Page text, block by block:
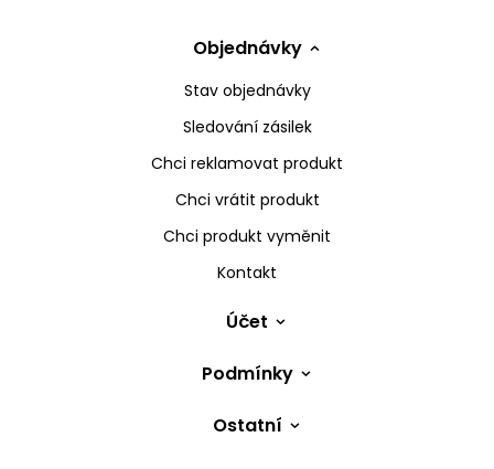
Objednávky
Stav objednávky
Sledování zásilek
Chci reklamovat produkt
Chci vrátit produkt
Chci produkt vyměnit
Kontakt
Účet
Podmínky
Ostatní